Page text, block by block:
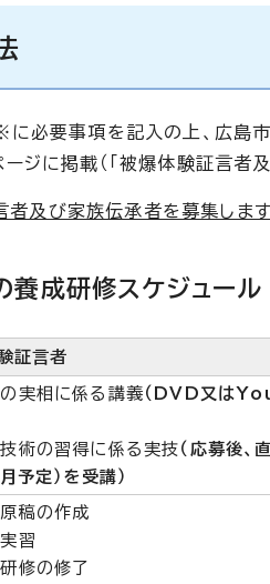
必要事項を記入の上、広島市
ジに掲載（「被爆体験証言者
者及び家族伝承者を募集します
養成研修スケジュール
証言者
実相に係る講義（DVD又は
術の習得に係る実技（応募後、
予定）を受講）
稿の作成
習
修の修了